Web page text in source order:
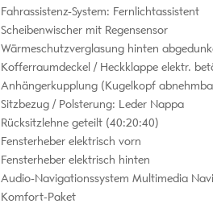
Fahrassistenz-System: Fernlichtassistent
Scheibenwischer mit Regensensor
Wärmeschutzverglasung hinten
Kofferraumdeckel / Heckklappe elektr.
Anhängerkupplung (Kugelkopf
Sitzbezug / Polsterung: Leder Nappa
Rücksitzlehne geteilt (40:20:40)
Fensterheber elektrisch vorn
Fensterheber elektrisch hinten
Audio-Navigationssystem Multimedia
Komfort-Paket